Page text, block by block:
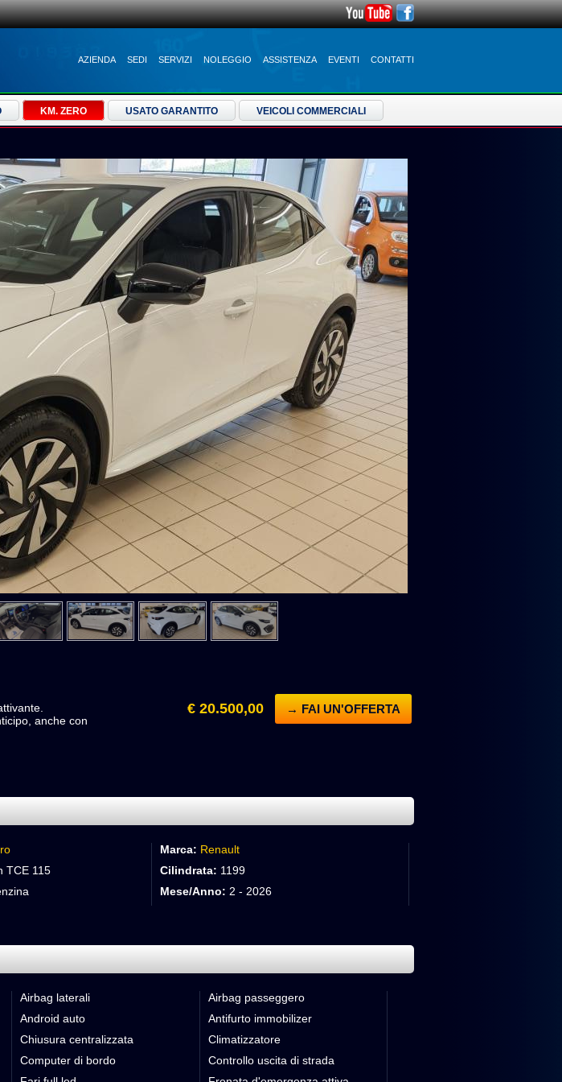
AZIENDA SEDI SERVIZI NOLEGGIO ASSISTENZA EVENTI CONTATTI
KM. ZERO USATO GARANTITO VEICOLI COMMERCIALI
anche con
€ 20.500,00 → FAI UN'OFFERTA
Marca: Renault
TCE 115 Cilindrata: 1199
Mese/Anno: 2 - 2026
Airbag laterali
Airbag passeggero
Android auto
Antifurto immobilizer
Chiusura centralizzata
Climatizzatore
Computer di bordo
Controllo uscita di strada